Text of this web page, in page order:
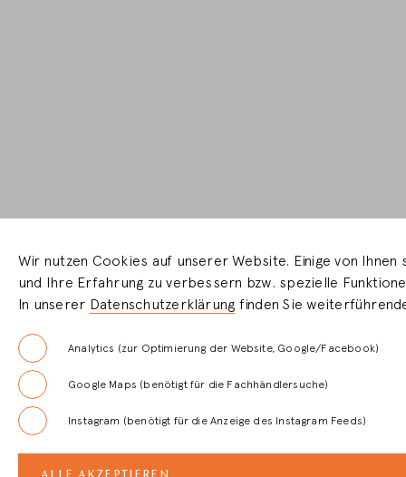
Wir nutzen Cookies auf unserer Website. Einige von
und Ihre Erfahrung zu verbessern bzw. spezielle
In unserer Datenschutzerklärung finden Sie
Analytics (zur Optimierung der Website, Google/Facebook)
Google Maps (benötigt für die Fachhändlersuche)
Instagram (benötigt für die Anzeige des Instagram Feeds)